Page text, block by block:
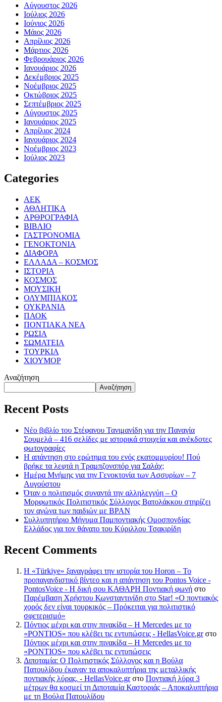
Αύγουστος 2026
Ιούλιος 2026
Ιούνιος 2026
Μάιος 2026
Απρίλιος 2026
Μάρτιος 2026
Φεβρουάριος 2026
Ιανουάριος 2026
Δεκέμβριος 2025
Νοέμβριος 2025
Οκτώβριος 2025
Σεπτέμβριος 2025
Αύγουστος 2025
Ιανουάριος 2025
Απρίλιος 2024
Ιανουάριος 2024
Νοέμβριος 2023
Ιούλιος 2023
Categories
ΑΕΚ
ΑΘΛΗΤΙΚΑ
ΑΡΘΡΟΓΡΑΦΙΑ
ΒΙΒΛΙΟ
ΓΑΣΤΡΟΝΟΜΙΑ
ΓΕΝΟΚΤΟΝΙΑ
ΔΙΑΦΟΡΑ
ΕΛΛΑΔΑ – ΚΟΣΜΟΣ
ΙΣΤΟΡΙΑ
ΚΟΣΜΟΣ
ΜΟΥΣΙΚΗ
ΟΛΥΜΠΙΑΚΟΣ
ΟΥΚΡΑΝΙΑ
ΠΑΟΚ
ΠΟΝΤΙΑΚΑ ΝΕΑ
ΡΩΣΙΑ
ΣΩΜΑΤΕΙΑ
ΤΟΥΡΚΙΑ
ΧΙΟΥΜΟΡ
Αναζήτηση
Αναζήτηση
Recent Posts
Νέο βιβλίο του Στέφανου Τανιμανίδη για την Παναγία
Σουμελά – 416 σελίδες με ιστορικά στοιχεία και ανέκδοτες
φωτογραφίες
Η απάντηση στο ερώτημα του ενός εκατομμυρίου! Πού
βρήκε τα λεφτά η Τραμπζονσπόρ για Σαλάχ;
Ημέρα Μνήμης για την Γενοκτονία των Ασσυρίων – 7
Αυγούστου
Όταν ο πολιτισμός συναντά την αλληλεγγύη – Ο
Μορφωτικός Πολιτιστικός Σύλλογος Βατολάκκου στηρίζει
τον αγώνα των παιδιών με BPAN
Συλλυπητήριο Μήνυμα Παμποντιακής Ομοσπονδίας
Ελλάδος για τον θάνατο του Κύριλλου Τσακιρίδη
Recent Comments
Η «Türkiye» ξαναγράφει την ιστορία του Horon – Το
προπαγανδιστικό βίντεο και η απάντηση του Pontos Voice -
PontosVoice - H δική σου ΚΑΘΑΡΗ Ποντιακή φωνή στο
Παρέμβαση Χρήστου Κωνσταντινίδη στο Star! «Ο ποντιακός
χορός δεν είναι τουρκικός – Πρόκειται για πολιτιστικό
σφετερισμό»
Πόντιος μέχρι και στην πινακίδα – Η Mercedes με το
«PONTIOS» που κλέβει τις εντυπώσεις - HellasVoice.grστο
Πόντιος μέχρι και στην πινακίδα – Η Mercedes με το
«PONTIOS» που κλέβει τις εντυπώσεις
Διποταμία: Ο Πολιτιστικός Σύλλογος και η Βούλα
Πατουλίδου έκαναν τα αποκαλυπτήρια της μεταλλικής
ποντιακής λύρας. - HellasVoice.grστο Ποντιακή λύρα 3
μέτρων θα κοσμεί τη Διποταμία Καστοριάς – Αποκαλυπτήρια
με τη Βούλα Πατουλίδου